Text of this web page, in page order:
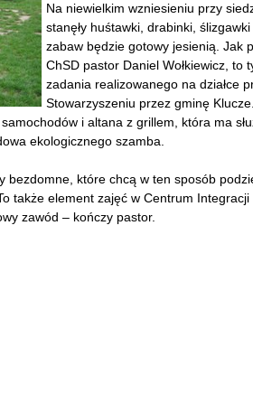
Na niewielkim wzniesieniu przy
stanęły huśtawki, drabinki,
zabaw będzie gotowy jesienią. Jak
ChSD pastor Daniel Wołkiewicz, to
zadania realizowanego na działce
Stowarzyszeniu przez gminę
i altana z grillem, która ma
ekologicznego szamba.
bezdomne, które chcą w ten sposób
także element zajęć w Centrum Integracji
zawód – kończy pastor.